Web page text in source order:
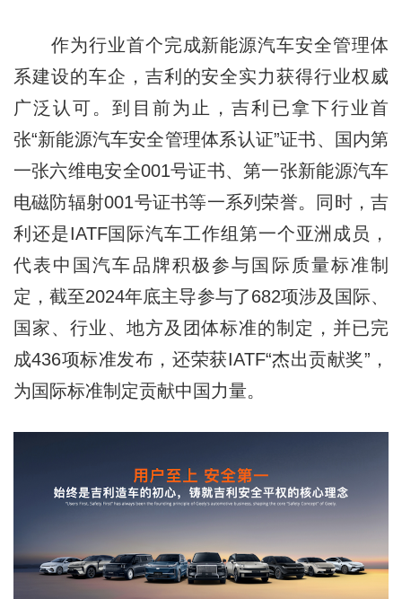
作为行业首个完成新能源汽车安全管理体
系建设的车企，吉利的安全实力获得行业权威
广泛认可。到目前为止，吉利已拿下行业首
张“新能源汽车安全管理体系认证”证书、国内第
一张六维电安全001号证书、第一张新能源汽车
电磁防辐射001号证书等一系列荣誉。同时，吉
利还是IATF国际汽车工作组第一个亚洲成员，
代表中国汽车品牌积极参与国际质量标准制
定，截至2024年底主导参与了682项涉及国际、
国家、行业、地方及团体标准的制定，并已完
成436项标准发布，还荣获IATF“杰出贡献奖”，
为国际标准制定贡献中国力量。